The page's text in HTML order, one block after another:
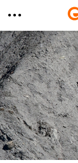
Direkt
zum
Inhalt